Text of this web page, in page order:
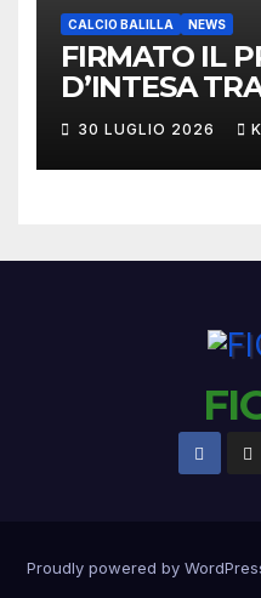
CALCIO BALILLA NEWS
FIRMATO IL
D’INTESA
NAZIONALE
30 LUGLIO 2026
Proudly powered by